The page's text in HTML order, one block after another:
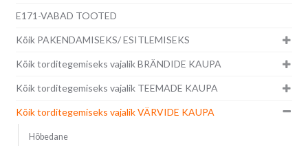
E171-VABAD TOOTED
Kõik PAKENDAMISEKS/ ESITLEMISEKS
Kõik torditegemiseks vajalik BRÄNDIDE KAUPA
Kõik torditegemiseks vajalik TEEMADE KAUPA
Kõik torditegemiseks vajalik VÄRVIDE KAUPA
Hõbedane